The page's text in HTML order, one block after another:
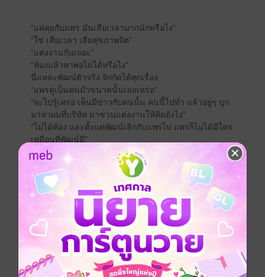
“แค่คุยกับแพร มันเสียเวลามากนักหรือไง”
“ใช่ เสียเวลา เสียสุขภาพจิต”
“แต่งงานกันเถอะ”
“ท้องแล้วหาพ่อไม่ได้หรือไง”
นี่แหละพัฒน์ตัวจริง จิกกัดได้ทุกเรื่อง
“แพรดูเป็นคนมั่วขนาดนั้นเลยเหรอ”
“จะไปรู้เหรอ เห็นมีข่าวกับคนนั้น คนนี้ไปทั่ว แล้วอยู่ๆ บุก
มาหาผมที่บริษัท มาชวนแต่งงานให้คิดยังไง”
“ไม่ได้ท้อง และตั้งแต่พัฒน์เลิกกับแพรไป แพรก็ไม่ได้มีใคร
เหมือนที่พัฒน์มี”
“จะบอกว่าข่าวที่ลงทุกวัน มั่วสินะ”
“พัฒน์อาจจะไม่เชื่อ แต่แพรไม่เคยคบกับใคร”
“ผมก็ไม่ได้อยากรู้”
“แต่งงานกันนะ”
ฉันตื้อพัฒน์อีกครั้ง จะว่าฉันหน้าด้านก็ได้ แต่สำหรับฉัน
พัฒน์คือคนที่เหมาะสมกับฉันมากที่สุด ถ้าไม่ติดว่าก่อน
หน้านี้ต้องเลิกกัน ไม่แน่ตอนนี้ฉันกับพัฒน์อาจจะแต่งงานมี
ลูกแล้วก็ได้
ซื้อผ่านเว๊บจะได้ในราคาที่ถูกกว่านะคะ